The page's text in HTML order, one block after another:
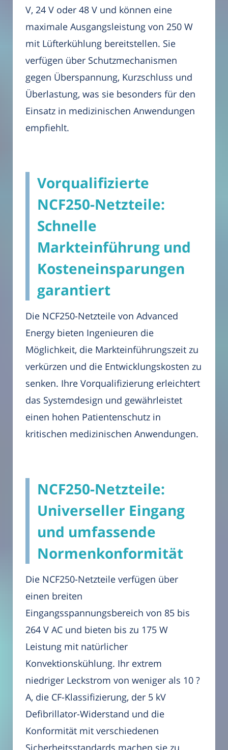
V, 24 V oder 48 V und können eine
maximale Ausgangsleistung von 250 W
mit Lüfterkühlung bereitstellen. Sie
verfügen über Schutzmechanismen
gegen Überspannung, Kurzschluss und
Überlastung, was sie besonders für den
Einsatz in medizinischen Anwendungen
empfiehlt.
Vorqualifizierte
NCF250-Netzteile:
Schnelle
Markteinführung und
Kosteneinsparungen
garantiert
Die NCF250-Netzteile von Advanced
Energy bieten Ingenieuren die
Möglichkeit, die Markteinführungszeit zu
verkürzen und die Entwicklungskosten zu
senken. Ihre Vorqualifizierung erleichtert
das Systemdesign und gewährleistet
einen hohen Patientenschutz in
kritischen medizinischen Anwendungen.
NCF250-Netzteile:
Universeller Eingang
und umfassende
Normenkonformität
Die NCF250-Netzteile verfügen über
einen breiten
Eingangsspannungsbereich von 85 bis
264 V AC und bieten bis zu 175 W
Leistung mit natürlicher
Konvektionskühlung. Ihr extrem
niedriger Leckstrom von weniger als 10 ?
A, die CF-Klassifizierung, der 5 kV
Defibrillator-Widerstand und die
Konformität mit verschiedenen
Sicherheitsstandards machen sie zu